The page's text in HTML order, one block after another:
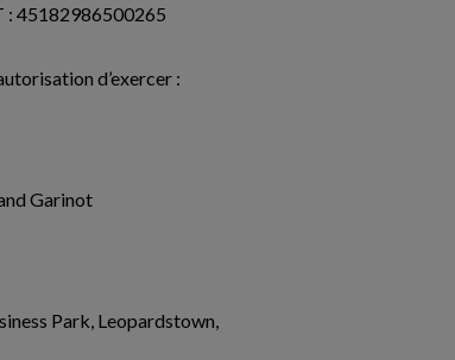
: 45182986500265
d’exercer :
Garinot
Park, Leopardstown,